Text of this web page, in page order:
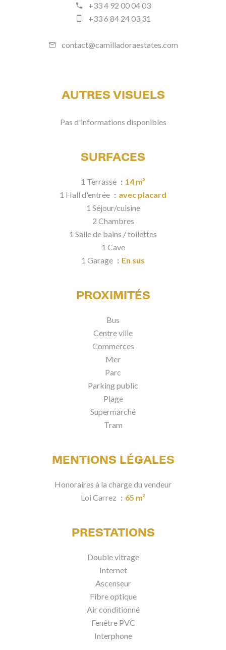
+33 4 92 00 04 03
+33 6 84 24 03 31
contact@camilladoraestates.com
AUTRES VISUELS
Pas d'informations disponibles
SURFACES
1 Terrasse
14 m²
1 Hall d'entrée
avec placard
1 Séjour/cuisine
2 Chambres
1 Salle de bains / toilettes
1 Cave
1 Garage
En sus
PROXIMITÉS
Bus
Centre ville
Commerces
Mer
Parc
Parking public
Plage
Supermarché
Tram
MENTIONS LÉGALES
Honoraires à la charge du vendeur
Loi Carrez
65 m²
PRESTATIONS
Double vitrage
Internet
Ascenseur
Fibre optique
Air conditionné
Fenêtre PVC
Interphone